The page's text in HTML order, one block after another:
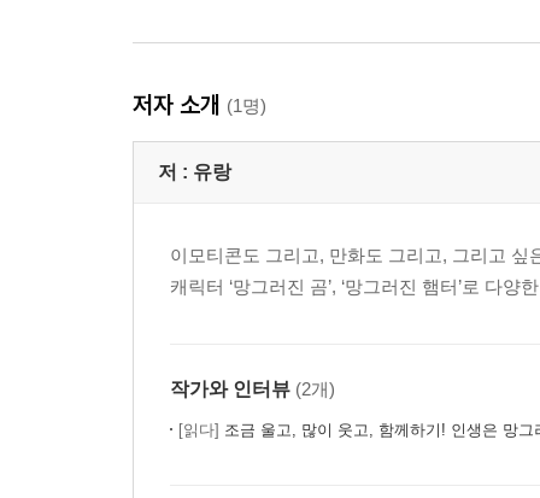
저자 소개 (1명)
저 : 유랑
이모티콘도 그리고, 만화도 그리고, 그리고
캐릭터 ‘망그러진 곰’, ‘망그러진 햄터’로 다
작가와 인터뷰 (2개)
[읽다] 조금 울고, 많이 웃고, 함께하기! 인생은 망그